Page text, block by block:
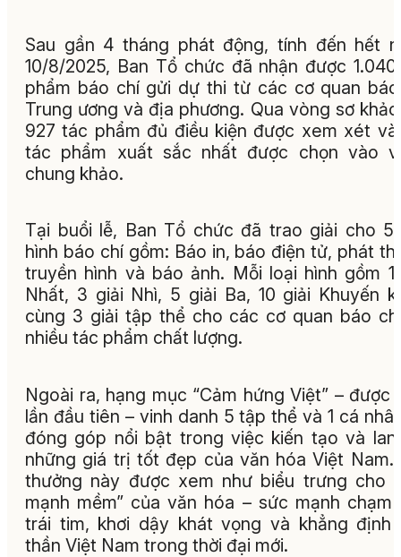
Sau gần 4 tháng phát động, tính đến hết
10/8/2025, Ban Tổ chức đã nhận được
phẩm báo chí gửi dự thi từ các cơ quan
Trung ương và địa phương. Qua vòng sơ
927 tác phẩm đủ điều kiện được xem xét và
tác phẩm xuất sắc nhất được chọn vào
chung khảo.
Tại buổi lễ, Ban Tổ chức đã trao giải cho 5
hình báo chí gồm: Báo in, báo điện tử, phát
truyền hình và báo ảnh. Mỗi loại hình gồm 1
Nhất, 3 giải Nhì, 5 giải Ba, 10 giải Khuyến
cùng 3 giải tập thể cho các cơ quan báo
nhiều tác phẩm chất lượng.
Ngoài ra, hạng mục “Cảm hứng Việt” – được
lần đầu tiên – vinh danh 5 tập thể và 1 cá
đóng góp nổi bật trong việc kiến tạo và lan
những giá trị tốt đẹp của văn hóa Việt Nam.
thưởng này được xem như biểu trưng cho
mạnh mềm” của văn hóa – sức mạnh chạm
trái tim, khơi dậy khát vọng và khẳng định
thần Việt Nam trong thời đại mới.